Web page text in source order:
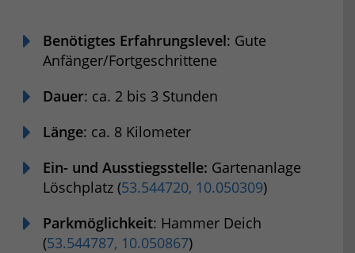
Benötigtes Erfahrungslevel: Gute
Anfänger/Fortgeschrittene
Dauer: ca. 2 bis 3 Stunden
Länge: ca. 8 Kilometer
Ein- und Ausstiegsstelle: Gartenanlage
Löschplatz (53.544720, 10.050309)
Parkmöglichkeit: Hammer Deich
(53.544787, 10.050867)